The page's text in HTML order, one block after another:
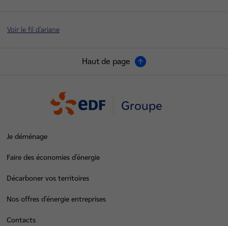
Voir le fil d'ariane
Haut de page
Groupe
Je déménage
Faire des économies d’énergie
Décarboner vos territoires
Nos offres d’énergie entreprises
Contacts